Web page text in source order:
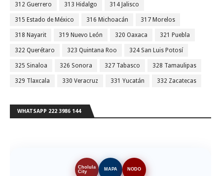
312 Guerrero 313 Hidalgo 314 Jalisco
315 Estado de México 316 Michoacán 317 Morelos
318 Nayarit 319 Nuevo León 320 Oaxaca 321 Puebla
322 Querétaro 323 Quintana Roo 324 San Luis Potosí
325 Sinaloa 326 Sonora 327 Tabasco 328 Tamaulipas
329 Tlaxcala 330 Veracruz 331 Yucatán 332 Zacatecas
WHATSAPP 222 3986 144
Cholula
City
MAPA NODO